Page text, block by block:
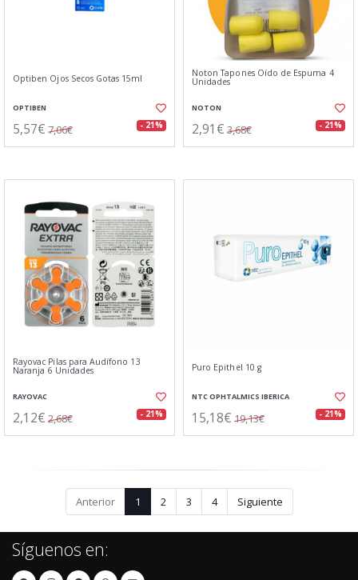
Optiben Ojos Secos Gotas 15ml
OPTIBEN
5,57€ 7,06€ - 21%
Noton Tapones Oído de Espuma 4
Unidades
NOTON
2,91€ 3,68€ - 21%
Rayovac Pilas para Audífono 13
Naranja 6 Unidades
RAYOVAC
2,12€ 2,68€ - 21%
Puro Epithel 10 g
NTC OPHTALMICS IBERICA
15,18€ 19,13€ - 21%
Anterior 1 2 3 4 Siguiente
Síguenos en: